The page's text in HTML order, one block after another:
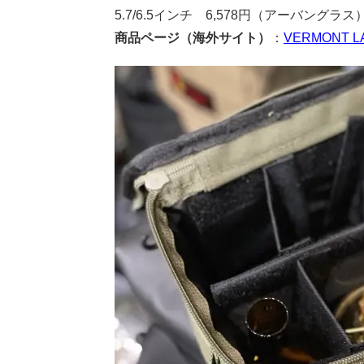
5.7/6.5インチ 6,578円（アーバングラス
商品ページ（海外サイト）
： VERMONT